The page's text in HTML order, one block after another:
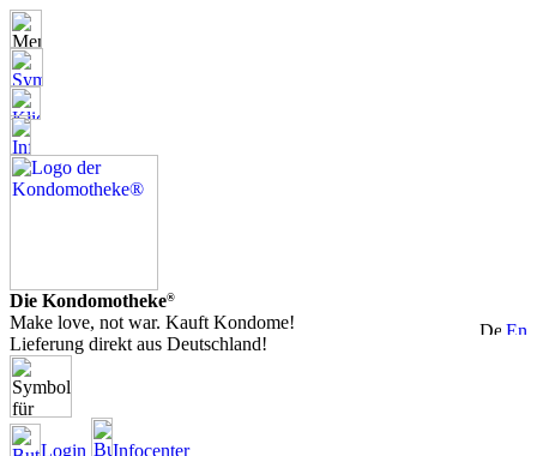
Die Kondomotheke®
Make love, not war. Kauft Kondome!
Lieferung direkt aus Deutschland!
Login Infocenter